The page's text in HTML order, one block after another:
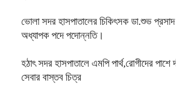
ভোলা সদর হাসপাতালের চিকিৎসক ডা.শুভ প্রসাদ
অধ্যাপক পদে পদোন্নতি।
হঠাৎ সদর হাসপাতালে এমপি পার্থ,রোগীদের পাশে
সেবার বাস্তব চিত্র